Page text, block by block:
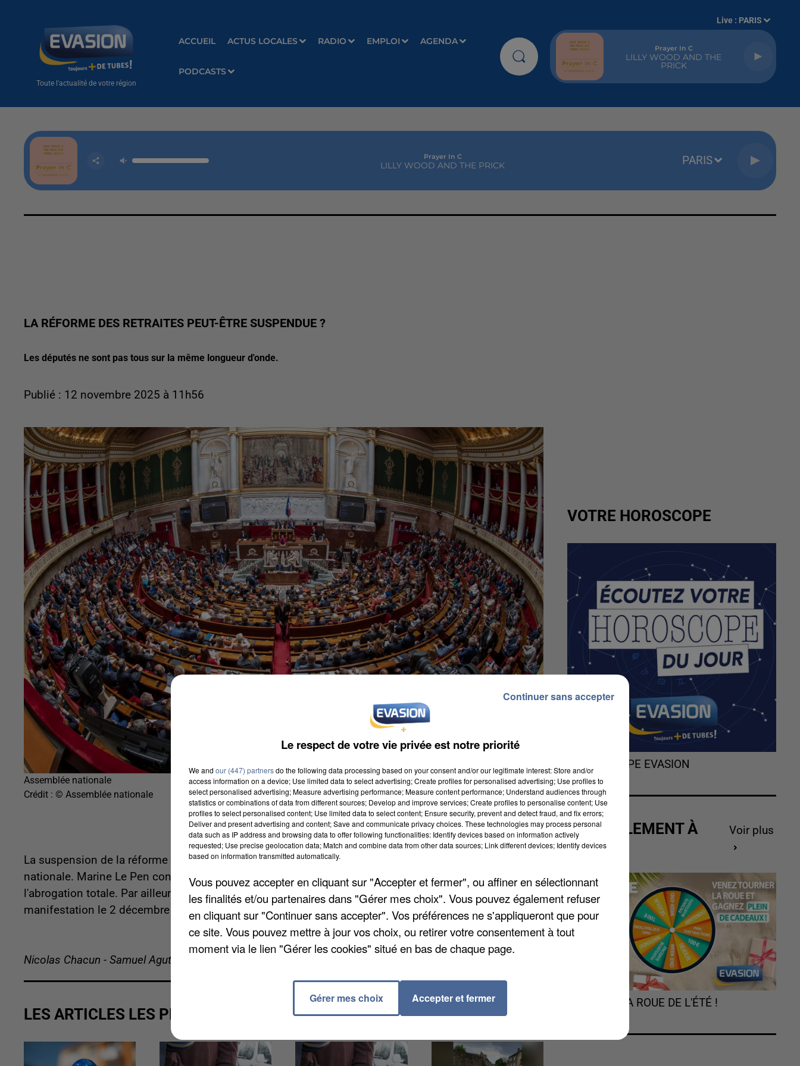
Toute l'actualité de votre région
ACCUEIL ACTUS LOCALES RADIO EMPLOI AGENDA
PODCASTS
Live : PARIS
Prayer In C
LILLY WOOD AND THE
PRICK
Prayer In C
LILLY WOOD AND THE PRICK PARIS
LA RÉFORME DES RETRAITES PEUT-ÊTRE SUSPENDUE ?
Les députés ne sont pas tous sur la même longueur d'onde.
Publié : 12 novembre 2025 à 11h56
Assemblée nationale
Crédit : © Assemblée nationale
La suspension de la réforme des retraites jusqu’en 2027 est débattue aujourd’hui à l’Assemblée
nationale. Marine Le Pen confirme que les députés RN voteront pour, contrairement à LFI qui exige
l'abrogation totale. Par ailleurs, la CGT, par la voix de Sophie Binet, appelle à une grève et une
manifestation le 2 décembre prochain pour dénoncer un budget jugé « catastrophique ».
Nicolas Chacun - Samuel Agutter
LES ARTICLES LES PLUS VUS
VOTRE HOROSCOPE
L'HOROSCOPE EVASION
ACTUELLEMENT À
GAGNER
Voir plus
TOURNEZ LA ROUE DE L'ÉTÉ !
Le respect de votre vie privée est notre priorité
We and our (447) partnersdo the following data processing based on your consent and/or our legitimate interest: Store and/or
access information on a device; Use limited data to select advertising; Create profiles for personalised advertising; Use profiles to
select personalised advertising; Measure advertising performance; Measure content performance; Understand audiences through
statistics or combinations of data from different sources; Develop and improve services; Create profiles to personalise content; Use
profiles to select personalised content; Use limited data to select content; Ensure security, prevent and detect fraud, and fix errors;
Deliver and present advertising and content; Save and communicate privacy choices. These technologies may process personal
data such as IP address and browsing data to offer following functionalities: Identify devices based on information actively
requested; Use precise geolocation data; Match and combine data from other data sources; Link different devices; Identify devices
based on information transmitted automatically.
Vous pouvez accepter en cliquant sur "Accepter et fermer", ou affiner en sélectionnant
les finalités et/ou partenaires dans "Gérer mes choix". Vous pouvez également refuser
en cliquant sur "Continuer sans accepter". Vos préférences ne s'appliqueront que pour
ce site. Vous pouvez mettre à jour vos choix, ou retirer votre consentement à tout
moment via le lien "Gérer les cookies" situé en bas de chaque page.
Gérer mes choix Accepter et fermer
Continuer sans accepter